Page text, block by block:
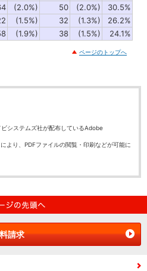
(2.0%) 50 (2.0%)
30.5%
(1.5%) 32 (1.3%)
26.2%
(1.9%) 38 (1.5%) 24.1%
ページのトップへ
システムズ社が配布しているAdobe
より、PDFファイルの閲覧・印刷などが可能に
請求